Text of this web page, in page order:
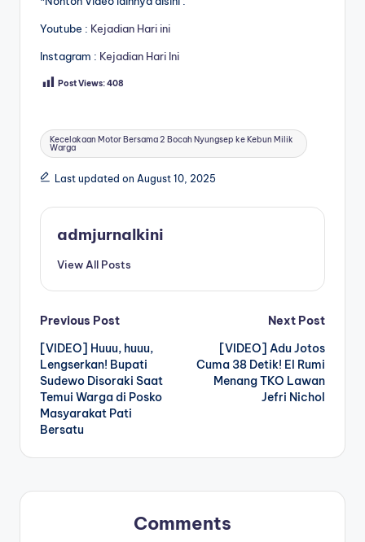
Youtube : Kejadian Hari ini
Instagram : Kejadian Hari Ini
Post Views:408
Tags:
Kecelakaan Motor Bersama 2 Bocah Nyungsep ke Kebun Milik
Warga
Last updated on August 10, 2025
admjurnalkini
View All Posts
Post
navigation
Previous Post
[VIDEO] Huuu, huuu,
Lengserkan! Bupati
Sudewo Disoraki Saat
Temui Warga di Posko
Masyarakat Pati
Bersatu
Next Post
[VIDEO] Adu Jotos
Cuma 38 Detik! El Rumi
Menang TKO Lawan
Jefri Nichol
Comments